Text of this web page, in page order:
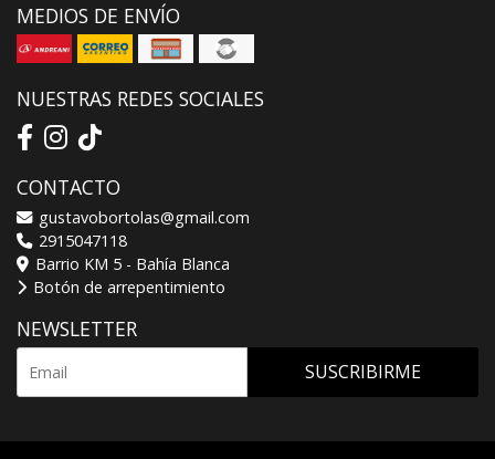
MEDIOS DE ENVÍO
NUESTRAS REDES SOCIALES
CONTACTO
gustavobortolas@gmail.com
2915047118
Barrio KM 5 - Bahía Blanca
Botón de arrepentimiento
NEWSLETTER
SUSCRIBIRME